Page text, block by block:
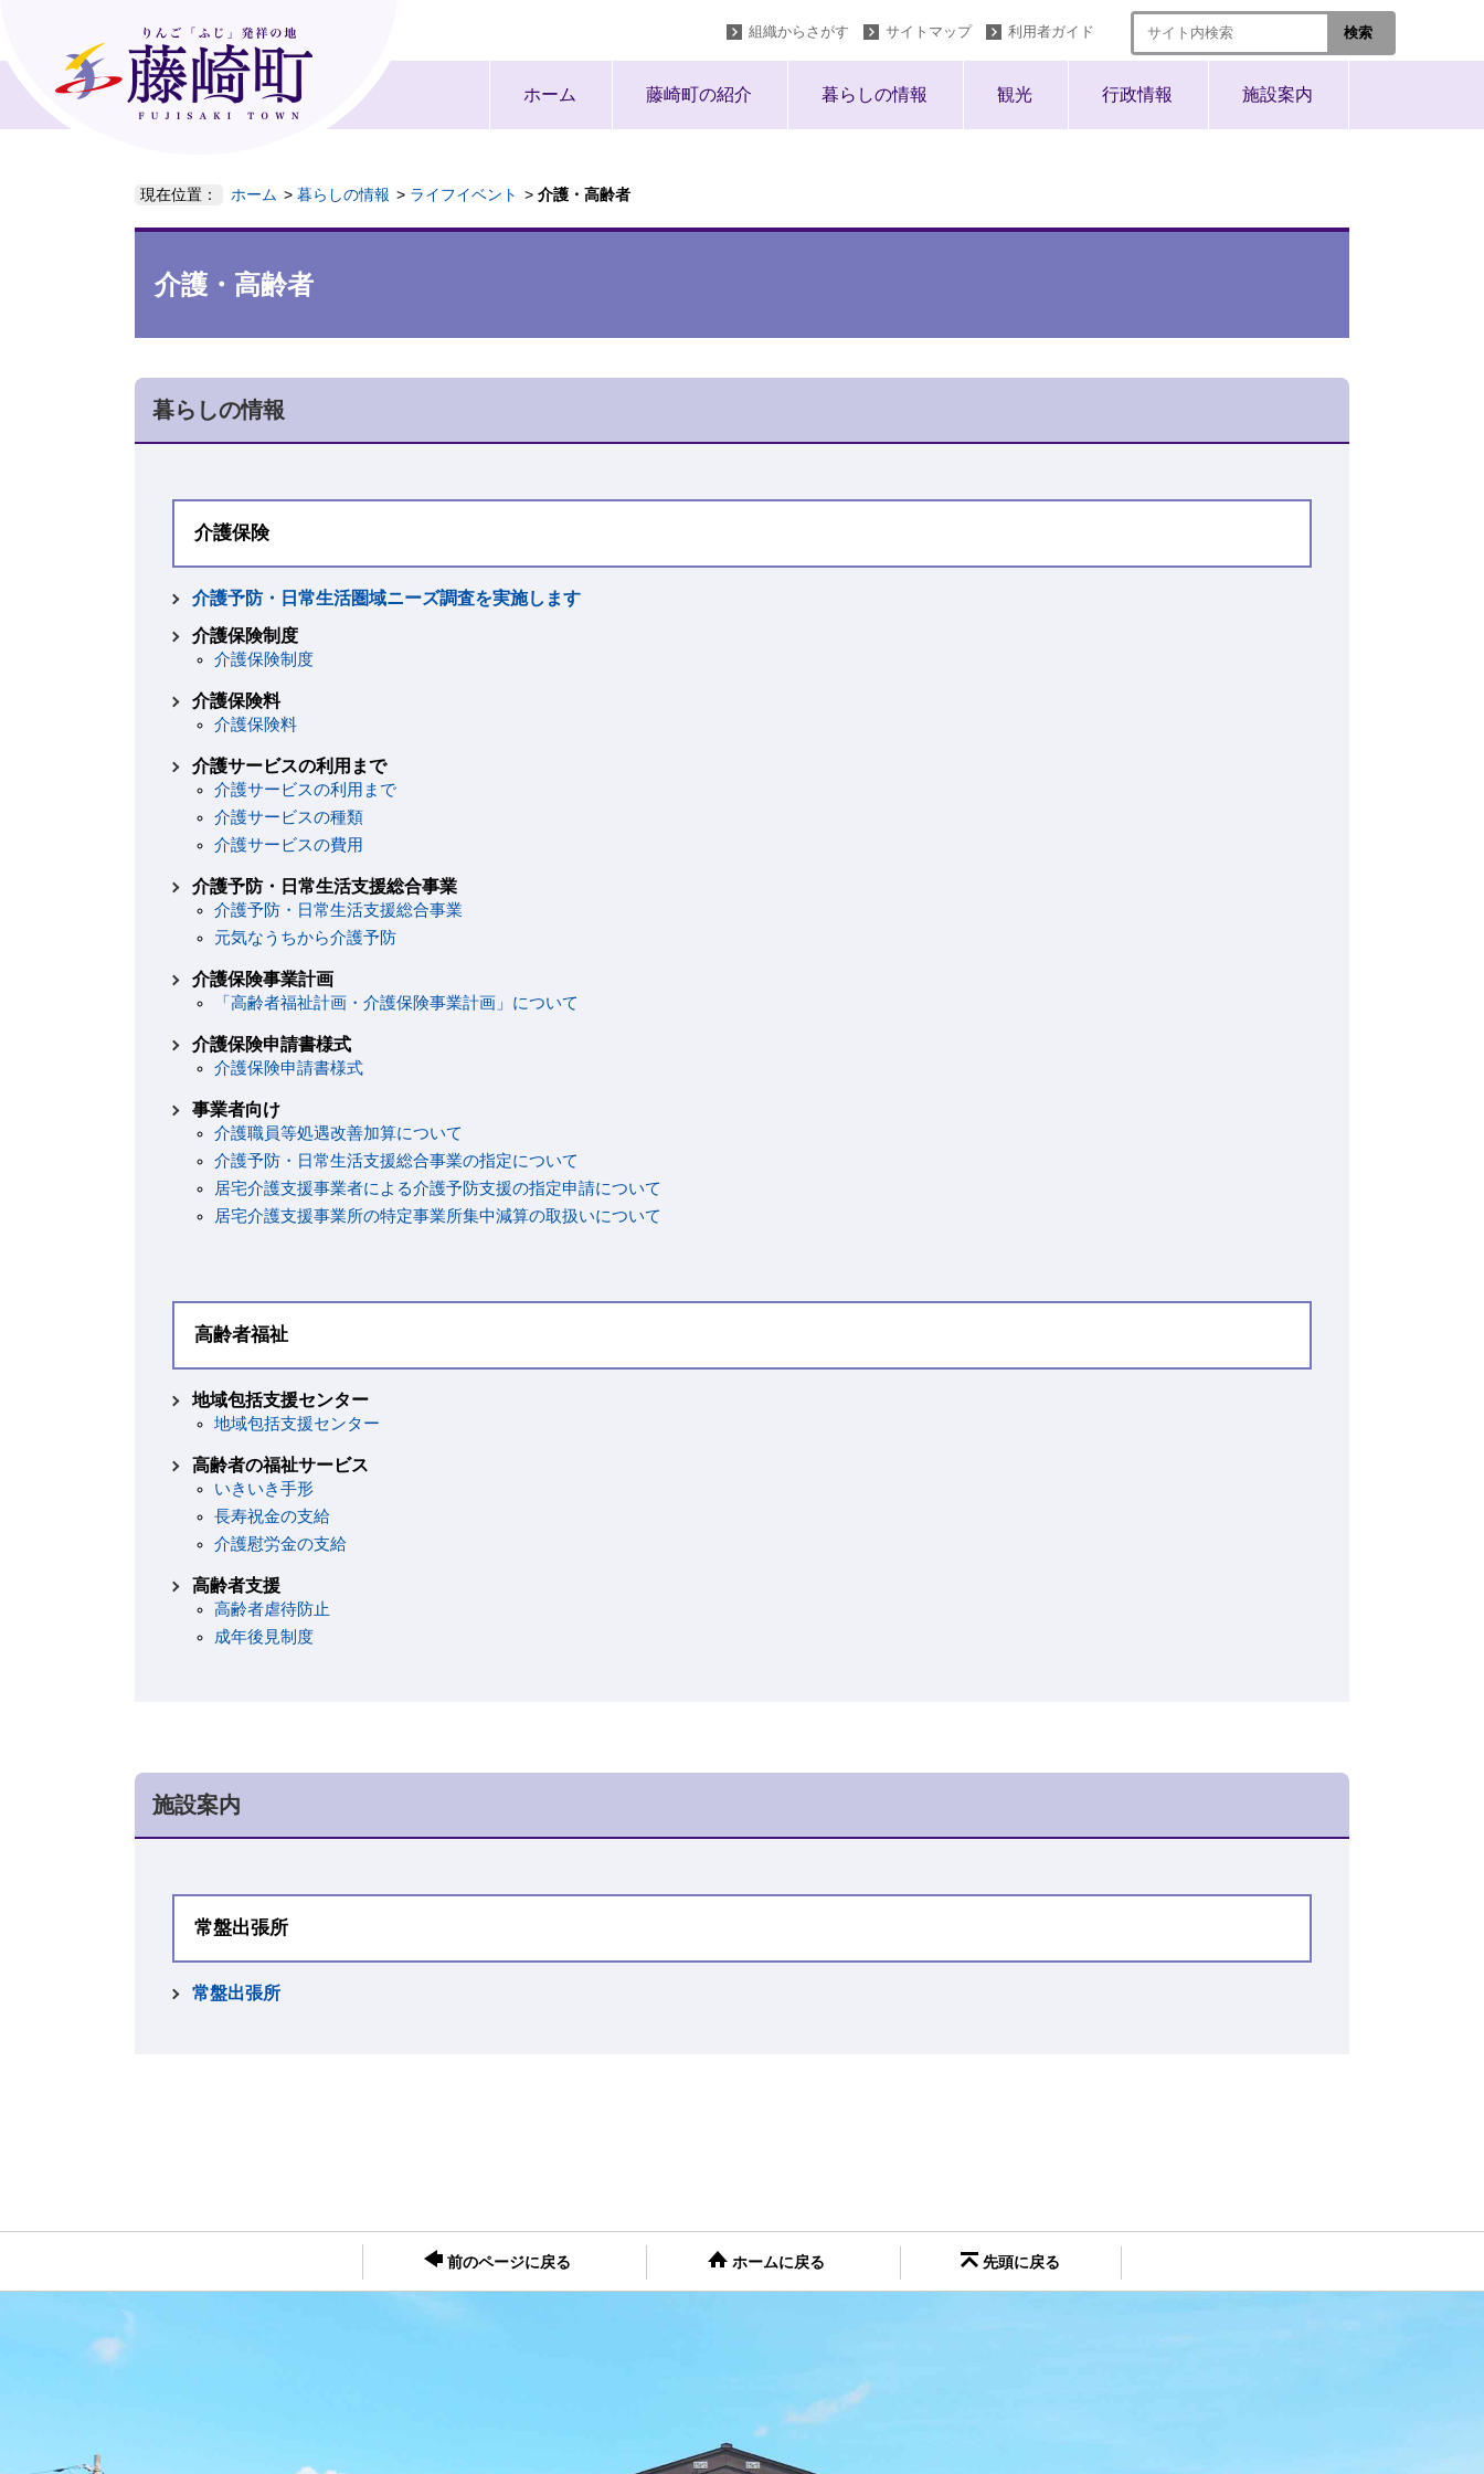
組織からさがす サイトマップ 利用者ガイド
ホーム 藤崎町の紹介 暮らしの情報 観光 行政情報 施設案内
現在位置： ホーム 暮らしの情報 ライフイベント 介護・高齢者
介護・高齢者
暮らしの情報
介護保険
介護予防・日常生活圏域ニーズ調査を実施します
介護保険制度
介護保険制度
介護保険料
介護保険料
介護サービスの利用まで
介護サービスの利用まで
介護サービスの種類
介護サービスの費用
介護予防・日常生活支援総合事業
介護予防・日常生活支援総合事業
元気なうちから介護予防
介護保険事業計画
「高齢者福祉計画・介護保険事業計画」について
介護保険申請書様式
介護保険申請書様式
事業者向け
介護職員等処遇改善加算について
介護予防・日常生活支援総合事業の指定について
居宅介護支援事業者による介護予防支援の指定申請について
居宅介護支援事業所の特定事業所集中減算の取扱いについて
高齢者福祉
地域包括支援センター
地域包括支援センター
高齢者の福祉サービス
いきいき手形
長寿祝金の支給
介護慰労金の支給
高齢者支援
高齢者虐待防止
成年後見制度
施設案内
常盤出張所
常盤出張所
前のページに戻る ホームに戻る 先頭に戻る